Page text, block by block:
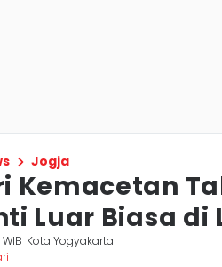
Jogja
Kemacetan
Luar Biasa
Kota Yogyakarta